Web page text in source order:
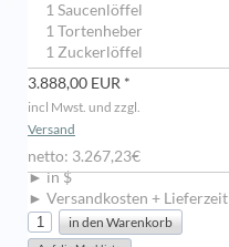
1 Saucenlöffel
1 Tortenheber
1 Zuckerlöffel
3.888,00 EUR *
incl Mwst. und zzgl.
Versand
netto: 3.267,23€
► in $
► Versandkosten + Lieferzeit